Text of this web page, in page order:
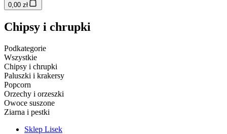
0,00 zł
Chipsy i chrupki
Podkategorie
Wszystkie
Chipsy i chrupki
Paluszki i krakersy
Popcorn
Orzechy i orzeszki
Owoce suszone
Ziarna i pestki
Sklep Lisek